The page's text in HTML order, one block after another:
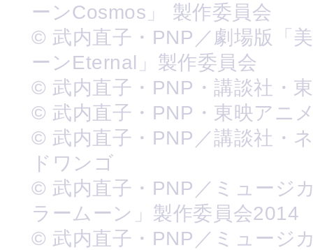
ーンCosmos」 製作委員会
© 武内直子・PNP／劇場版「
ーンEternal」製作委員会
© 武内直子・PNP・講談社・
© 武内直子・PNP・東映アニ
© 武内直子・PNP／講談社・
ドワンゴ
© 武内直子・PNP／ミュージ
ラームーン」製作委員会2014
© 武内直子・PNP／ミュージ